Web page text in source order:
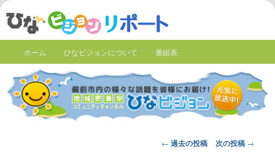
ホーム ひなビジョンについて 番組表
Post
← 過去の投稿 次の投稿 →